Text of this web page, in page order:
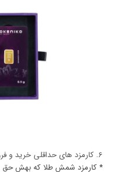
6. کارمزد های حداقلی خرید و فروش طلا و نقره
* کارمزد شمش طلا که بهش